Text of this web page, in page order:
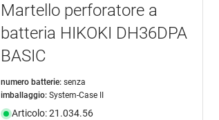
Martello perforatore a
batteria HIKOKI DH36DPA
BASIC
numero batterie: senza
imballaggio: System-Case II
Articolo: 21.034.56